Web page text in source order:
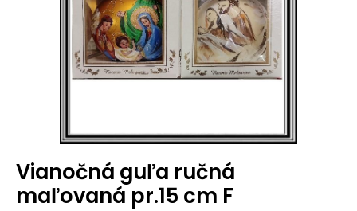
Vianočná guľa ručná
maľovaná pr.15 cm F